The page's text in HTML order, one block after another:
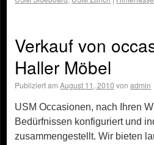
Verkauf von
Haller Möbel
Publiziert am August 11, 2010 von admin
USM Occasionen, nach Ihren
Bedürfnissen konfiguriert und
zusammengestellt. Wir bieten